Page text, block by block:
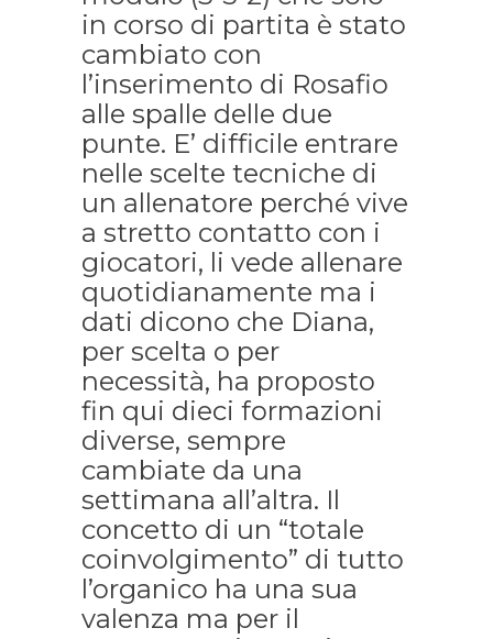
in corso di partita è stato
cambiato con
l’inserimento di Rosafio
alle spalle delle due
punte. E’ difficile entrare
nelle scelte tecniche di
un allenatore perché vive
a stretto contatto con i
giocatori, li vede allenare
quotidianamente ma i
dati dicono che Diana,
per scelta o per
necessità, ha proposto
fin qui dieci formazioni
diverse, sempre
cambiate da una
settimana all’altra. Il
concetto di un “totale
coinvolgimento” di tutto
l’organico ha una sua
valenza ma per il